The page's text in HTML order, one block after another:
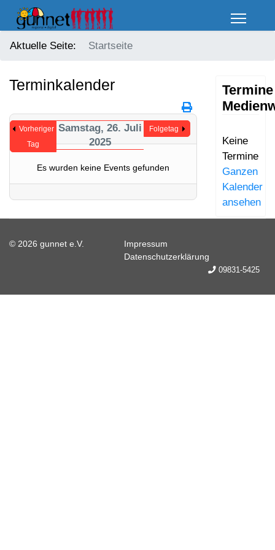
Aktuelle Seite: Startseite
Terminkalender
Vorheriger
Tag
Samstag, 26. Juli
2025
Folgetag
Es wurden keine Events gefunden
Termine
Keine
Termine
Ganzen
Kalender
ansehen
© 2026 gunnet e.V.
Impressum
Datenschutzerklärung
09831-5425